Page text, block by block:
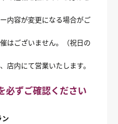
内容が変更になる場合がご
はございません。（祝日の
内にて営業いたします。
必ずご確認ください
ン